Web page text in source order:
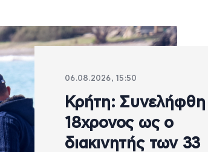
06.08.2026, 15:50
Κρήτη: Συνελήφθη
18χρονος ως ο
διακινητής των 33